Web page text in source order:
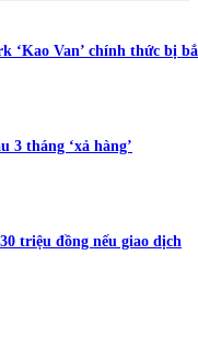
‘Kao Van’ chính thức bị
3 tháng ‘xả hàng’
triệu đồng nếu giao dịch